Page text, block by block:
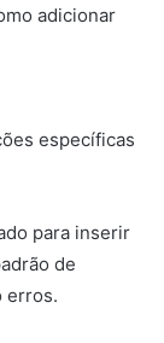
adicionar
específicas
para inserir
de
erros.